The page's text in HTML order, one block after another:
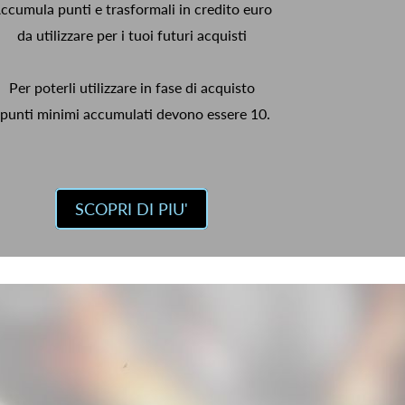
punti e trasformali in credito euro
da utilizzare per i tuoi futuri acquisti
Per poterli utilizzare in fase di acquisto
minimi accumulati devono essere 10.
SCOPRI DI PIU'